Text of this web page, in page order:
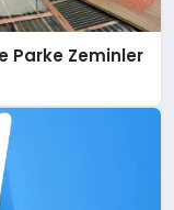
Parke Zeminler